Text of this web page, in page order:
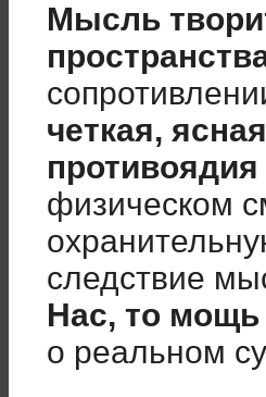
Мысль
четкая,
физическом
следствие
Нас, то мощь
о реальном